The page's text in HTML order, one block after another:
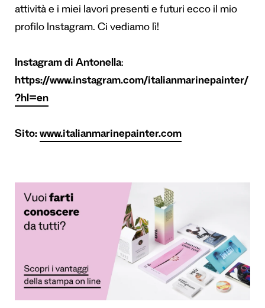
attività e i miei lavori presenti e futuri ecco il mio
profilo Instagram. Ci vediamo lì!
Instagram di Antonella:
https://www.instagram.com/italianmarinepainter/
?hl=en
Sito: www.italianmarinepainter.com